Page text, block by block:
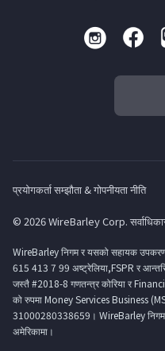
प्रयोगकर्ता सम्झौता & गोपनीयता नीति
© 2026 WireBarley Corp.
WireBarley निगम र यसको सहायक उपकरण
615 413 7 99 अष्ट्रेलिया,FSPR र
जस्तै #2018-8 गणतन्त्र कोरिया र
को रुपमा Money Services Business
31000280338659। WireBarley निगम
अमेरिकामा।